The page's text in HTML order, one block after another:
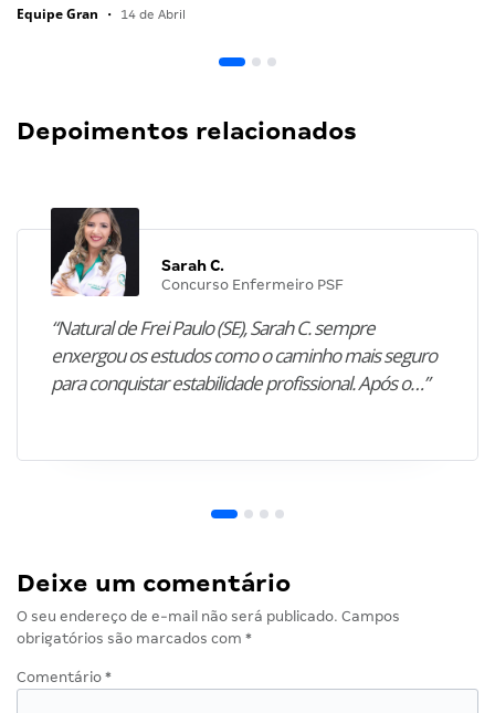
Equipe Gran • 14 de Abril
Depoimentos relacionados
Sarah C.
Concurso Enfermeiro PSF
“Natural de Frei Paulo (SE), Sarah C. sempre
enxergou os estudos como o caminho mais seguro
para conquistar estabilidade profissional. Após o…”
Deixe um comentário
O seu endereço de e-mail não será publicado. Campos
obrigatórios são marcados com *
Comentário *